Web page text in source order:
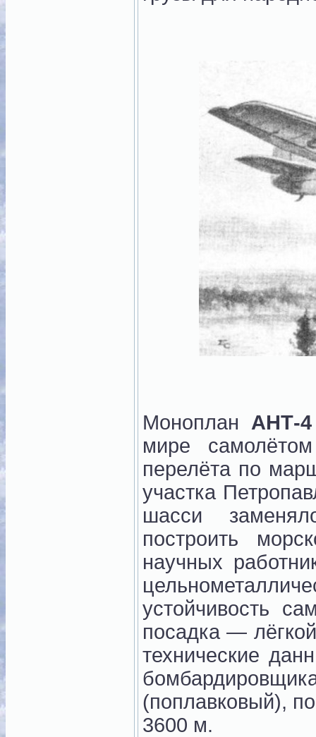
Моноплан АНТ-4
мире
перелёта по
участка
шасси
построить
научных
устойчивость
посадка —
технические
(поплавковый),
3600 м.